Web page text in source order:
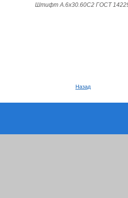
Штифт А.6х30.60С2 ГОСТ
Назад